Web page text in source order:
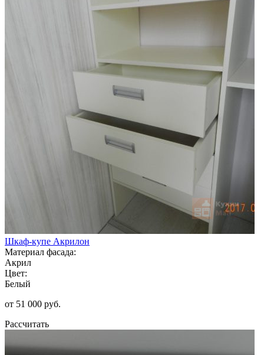
Шкаф-купе Акрилон
Материал фасада:
Акрил
Цвет:
Белый
от 51 000 руб.
Рассчитать